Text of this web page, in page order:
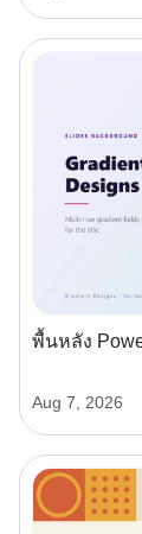
พื้นหลัง
Aug 7, 2026